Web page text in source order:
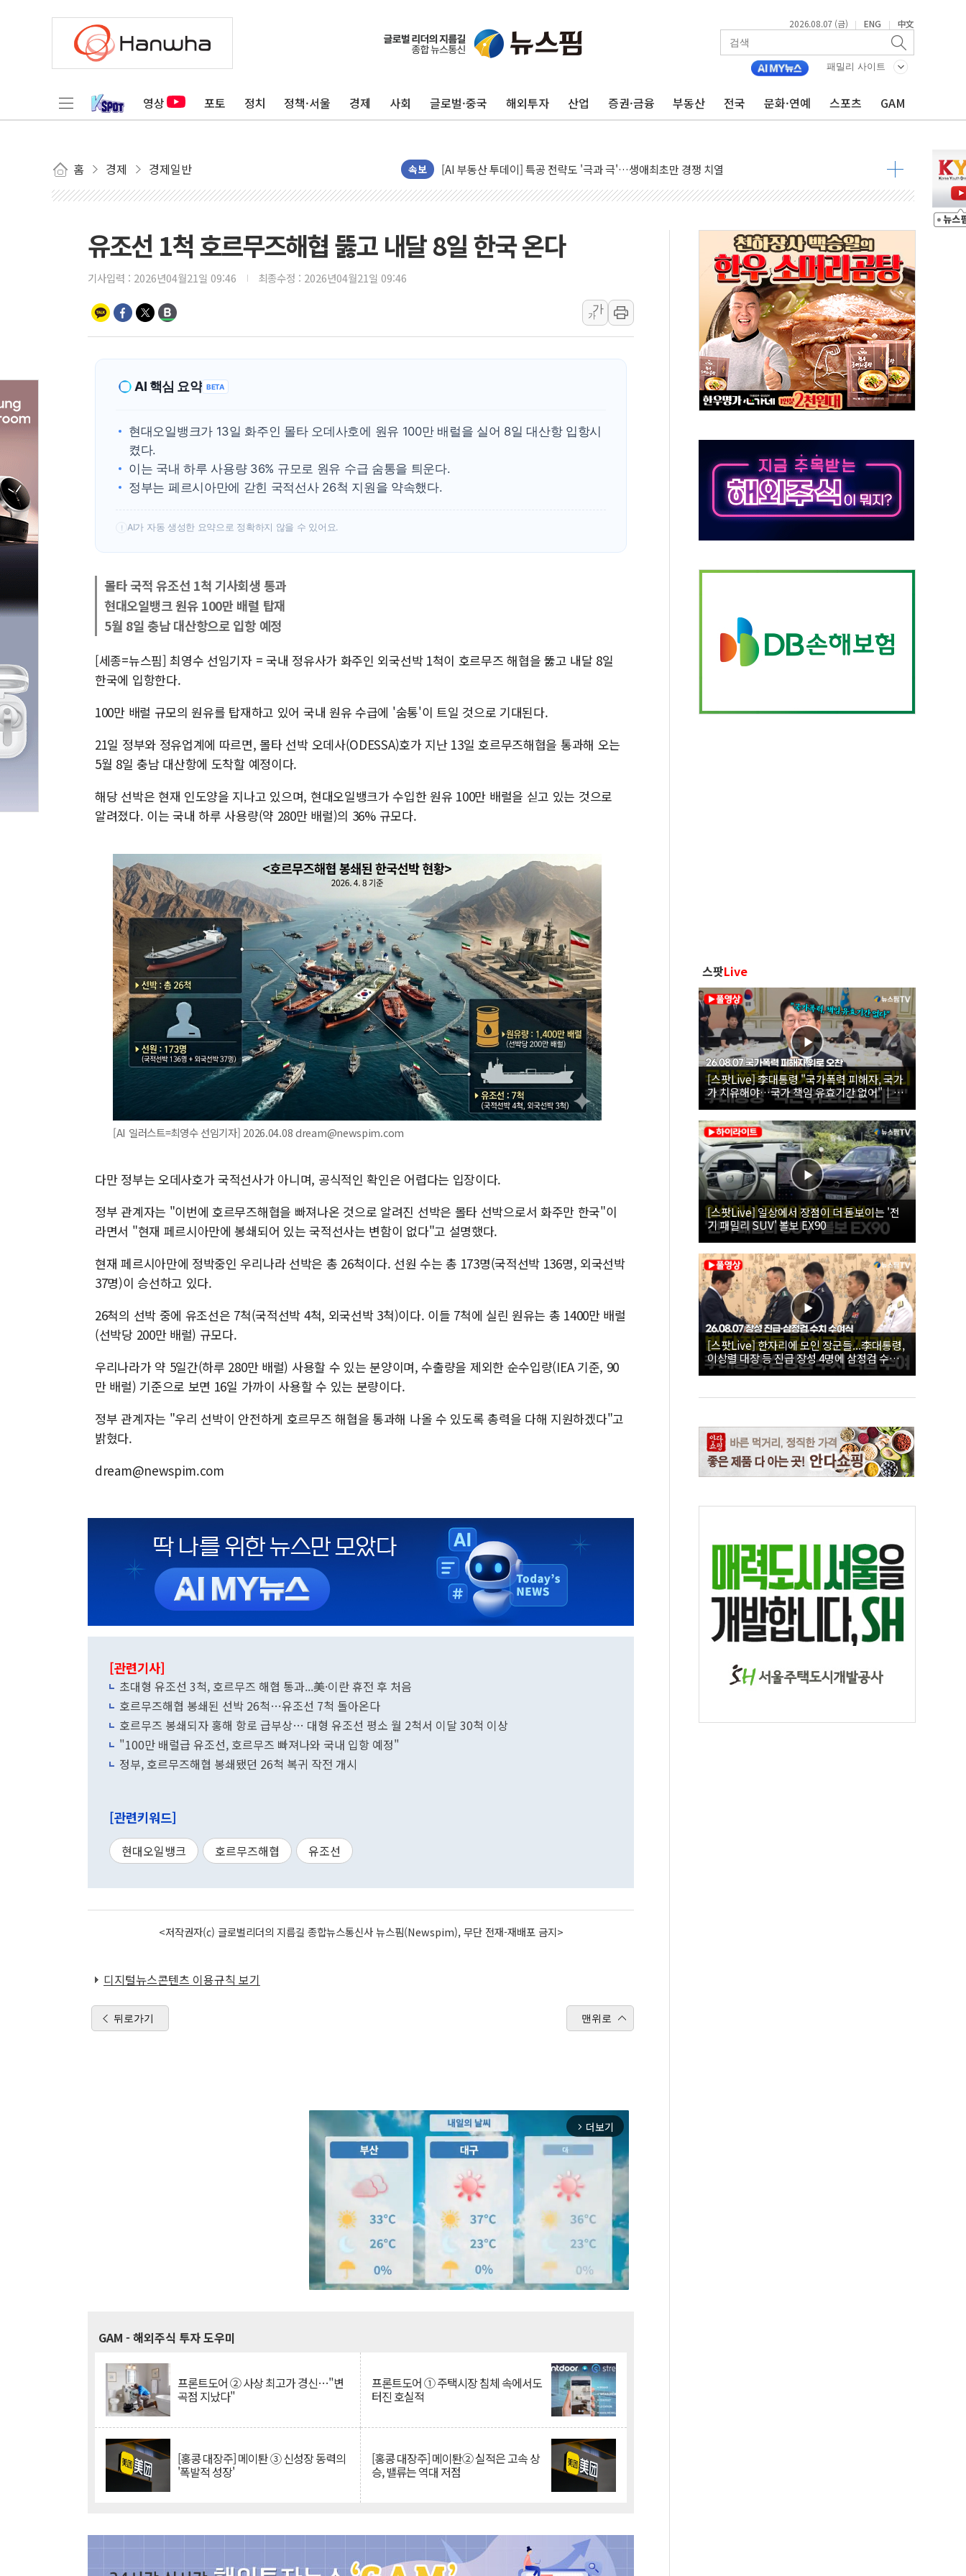
2026.08.07 (금) | ENG | 中文
패밀리 사이트
영상 포토 정치 정책·서울 경제 사회 글로벌·중국 해외투자 산업 증권·금융 부동산 전국 문화·연예 스포츠 GAM
홈 경제 경제일반 속보
[사진] 빈살만과 에르도안의 만남
이란와이어 "이란 최고지도자 위독…곧 사망해도 놀랍지 않아"
[인도증시] 중동 불안 속 유가 상승에 소폭 하락...금융주 낙폭 커
황희 '폐버스 청년주택' SNS 글 역풍에 "정부정책 아냐" 해명
폭염 누그러지고 가뭄 숙지나...경북동해안권 8~9일 최대 100mm 호우
사우디·튀르키예·파키스탄, '공동방위협정' 체결… 수니파 국가들의 새 안보 협력 구도
신길동 신축도 3.3㎡당 7250만원…써밋 클라비온 59㎡ 18억원대
용산공원·그린벨트로 또 충돌…반복되는 국토부-서울시 '정책 엇박자'
[AI 부동산 투데이] 특공 전략도 '극과 극'…생애최초만 경쟁 치열
[코인시황] 비트코인 6만4000달러대 횡보…고래·ETF 매수에도 고유가·금리·입법 지연 '삼중 부담'
[베트남 증시] 유동성 부진 지속, 강보합 마감...석유·가스주 올랐지만 빈그룹이 상쇄
'찜통더위'에 전력수요 역대 최고치 경신…한낮 총수요 104.3GW 기록
42.5도 역대급 폭염…동물들도 특별식으로 여름나기 [뉴스핌 줌인]
경찰, 9월부터 '가족 사건' 못 맡는다…상피제 실시
40.2도 찍은 서울 등 폭염중대경보 해제…누적 온열질환자 2872명
"文정부 악몽 재현 안돼"...李 부동산 세제안에 與 내부서 '총선·대선 직격탄' 우려
유조선 1척 호르무즈해협 뚫고 내달 8일 한국 온다
기사입력 : 2026년04월21일 09:46 최종수정 : 2026년04월21일 09:46
가
가
AI 핵심 요약 BETA
현대오일뱅크가 13일 화주인 몰타 오데사호에 원유 100만 배럴을 실어 8일 대산항 입항시
켰다.
이는 국내 하루 사용량 36% 규모로 원유 수급 숨통을 틔운다.
정부는 페르시아만에 갇힌 국적선사 26척 지원을 약속했다.
! AI가 자동 생성한 요약으로 정확하지 않을 수 있어요.
몰타 국적 유조선 1척 기사회생 통과
현대오일뱅크 원유 100만 배럴 탑재
5월 8일 충남 대산항으로 입항 예정
[세종=뉴스핌] 최영수 선임기자 = 국내 정유사가 화주인 외국선박 1척이 호르무즈 해협을 뚫고 내달 8일
한국에 입항한다.
100만 배럴 규모의 원유를 탑재하고 있어 국내 원유 수급에 '숨통'이 트일 것으로 기대된다.
21일 정부와 정유업계에 따르면, 몰타 선박 오데사(ODESSA)호가 지난 13일 호르무즈해협을 통과해 오는
5월 8일 충남 대산항에 도착할 예정이다.
해당 선박은 현재 인도양을 지나고 있으며, 현대오일뱅크가 수입한 원유 100만 배럴을 싣고 있는 것으로
알려졌다. 이는 국내 하루 사용량(약 280만 배럴)의 36% 규모다.
[AI 일러스트=최영수 선임기자] 2026.04.08 dream@newspim.com
다만 정부는 오데사호가 국적선사가 아니며, 공식적인 확인은 어렵다는 입장이다.
정부 관계자는 "이번에 호르무즈해협을 빠져나온 것으로 알려진 선박은 몰타 선박으로서 화주만 한국"이
라면서 "현재 페르시아만에 봉쇄되어 있는 국적선사는 변함이 없다"고 설명했다.
현재 페르시아만에 정박중인 우리나라 선박은 총 26척이다. 선원 수는 총 173명(국적선박 136명, 외국선박
37명)이 승선하고 있다.
26척의 선박 중에 유조선은 7척(국적선박 4척, 외국선박 3척)이다. 이들 7척에 실린 원유는 총 1400만 배럴
(선박당 200만 배럴) 규모다.
우리나라가 약 5일간(하루 280만 배럴) 사용할 수 있는 분양이며, 수출량을 제외한 순수입량(IEA 기준, 90
만 배럴) 기준으로 보면 16일 가까이 사용할 수 있는 분량이다.
정부 관계자는 "우리 선박이 안전하게 호르무즈 해협을 통과해 나올 수 있도록 총력을 다해 지원하겠다"고
밝혔다.
dream@newspim.com
[관련기사]
초대형 유조선 3척, 호르무즈 해협 통과...美·이란 휴전 후 처음
호르무즈해협 봉쇄된 선박 26척…유조선 7척 돌아온다
호르무즈 봉쇄되자 홍해 항로 급부상… 대형 유조선 평소 월 2척서 이달 30척 이상
"100만 배럴급 유조선, 호르무즈 빠져나와 국내 입항 예정"
정부, 호르무즈해협 봉쇄됐던 26척 복귀 작전 개시
[관련키워드]
현대오일뱅크 호르무즈해협 유조선
<저작권자(c) 글로벌리더의 지름길 종합뉴스통신사 뉴스핌(Newspim), 무단 전재-재배포 금지>
디지털뉴스콘텐츠 이용규칙 보기
뒤로가기 맨위로
arrow_forward_ios 더보기
GAM - 해외주식 투자 도우미
프론트도어 ② 사상 최고가 경신…"변
곡점 지났다"
프론트도어 ① 주택시장 침체 속에서도
터진 호실적
[홍콩 대장주] 메이퇀 ③ 신성장 동력의
'폭발적 성장'
[홍콩 대장주] 메이퇀② 실적은 고속 상
승, 밸류는 역대 저점
스팟Live
[스팟Live] 李대통령 "국가폭력 피해자, 국가
가 치유해야…국가 책임 유효기간 없어"｜
26.08.07 국가폭력 피해자 위로 오찬
[스팟Live] 일상에서 장점이 더 돋보이는 '전
기 패밀리 SUV' 볼보 EX90
[스팟Live] 한자리에 모인 장군들...李대통령,
이상렬 대장 등 진급 장성 4명에 삼정검 수치
직접 수여｜26.08.07 장성 진급·삼정검 수치